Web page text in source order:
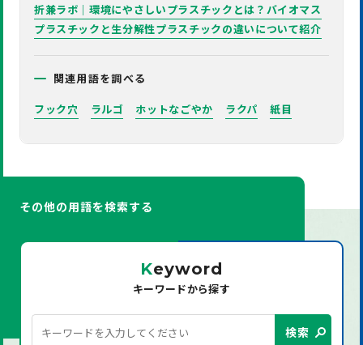
折兼ラボ｜環境にやさしいプラスチックとは？バイオマス
プラスチックと生分解性プラスチックの違いについて紹介
関連用語を調べる
フック穴
ラルゴ ホットなごやか ラクパ 紙目
その他の用語を検索する
Keyword
キーワードから探す
検索